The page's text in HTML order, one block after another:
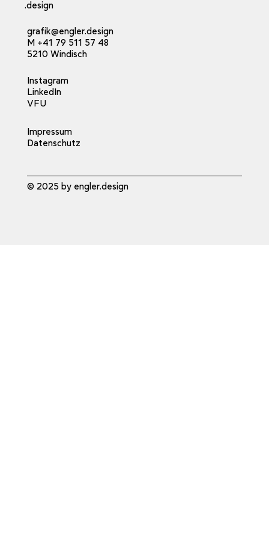
.design
grafik@engler.design
M +41 79 511 57 48
5210 Windisch
Instagram
LinkedIn
VFU
© 2025 by engler.design
Impressum
Datenschutz